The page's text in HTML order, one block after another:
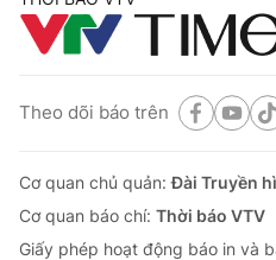
Theo dõi báo trên
Cơ quan chủ quản:Đài Truyền
Cơ quan báo chí: Thời báo VTV
Giấy phép hoạt động báo in và